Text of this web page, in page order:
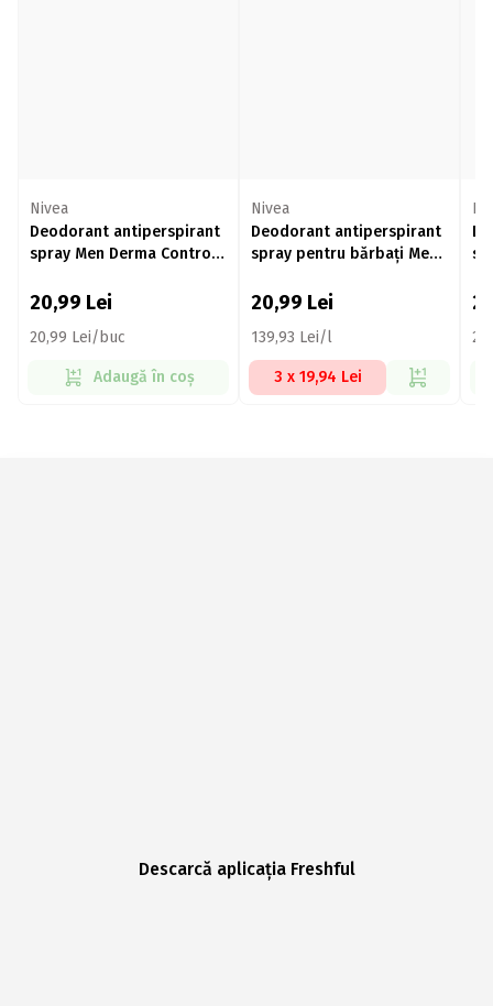
Nivea
Deodorant antiperspirant
spray Men Derma Control
20,99 Lei
20,99 Lei/buc
Adaugă în coș
Nivea
Deodorant antiperspirant
spray pentru bărbați Men
Fresh 150ml
20,99 Lei
139,93 Lei/l
3 x 19,94 Lei
Descarcă aplicația Freshful